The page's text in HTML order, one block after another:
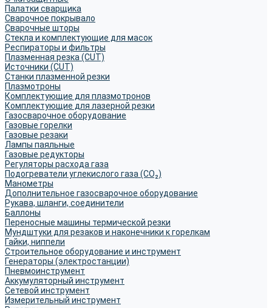
Палатки сварщика
Сварочное покрывало
Сварочные шторы
Стекла и комплектующие для масок
Респираторы и фильтры
Плазменная резка (CUT)
Источники (CUT)
Станки плазменной резки
Плазмотроны
Комплектующие для плазмотронов
Комплектующие для лазерной резки
Газосварочное оборудование
Газовые горелки
Газовые резаки
Лампы паяльные
Газовые редукторы
Регуляторы расхода газа
Подогреватели углекислого газа (CO₂)
Манометры
Дополнительное газосварочное оборудование
Рукава, шланги, соединители
Баллоны
Переносные машины термической резки
Мундштуки для резаков и наконечники к горелкам
Гайки, ниппели
Строительное оборудование и инструмент
Генераторы (электростанции)
Пневмоинструмент
Аккумуляторный инструмент
Сетевой инструмент
Измерительный инструмент